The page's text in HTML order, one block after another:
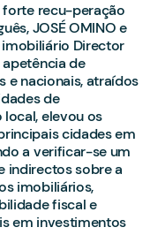
forte recu-peração
JOSÉ OMINO e
Director
de
e nacionais, atraídos
de
elevou os
cidades em
a verificar-se um
indirectos sobre a
imobiliários,
fiscal e
em investimentos